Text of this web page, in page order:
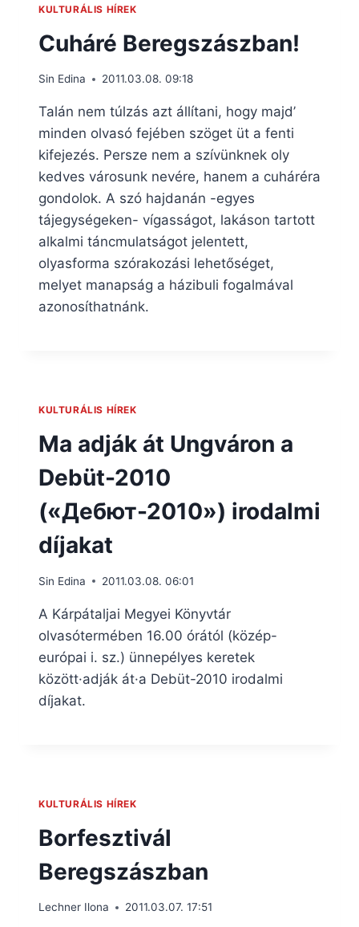
KULTURÁLIS HÍREK
Cuháré Beregszászban!
Sin Edina 2011.03.08. 09:18
Talán nem túlzás azt állítani, hogy majd’
minden olvasó fejében szöget üt a fenti
kifejezés. Persze nem a szívünknek oly
kedves városunk nevére, hanem a cuháréra
gondolok. A szó hajdanán -egyes
tájegységeken- vígasságot, lakáson tartott
alkalmi táncmulatságot jelentett,
olyasforma szórakozási lehetőséget,
melyet manapság a házibuli fogalmával
azonosíthatnánk.
KULTURÁLIS HÍREK
Ma adják át Ungváron a
Debüt-2010
(«Дебют-2010») irodalmi
díjakat
Sin Edina 2011.03.08. 06:01
A Kárpátaljai Megyei Könyvtár
olvasótermében 16.00 órától (közép-
európai i. sz.) ünnepélyes keretek
között·adják át·a Debüt-2010 irodalmi
díjakat.
KULTURÁLIS HÍREK
Borfesztivál
Beregszászban
Lechner Ilona 2011.03.07. 17:51